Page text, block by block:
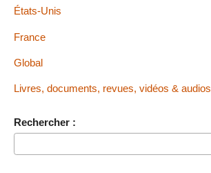
États-Unis
France
Global
Livres, documents, revues, vidéos & audios
Rechercher :